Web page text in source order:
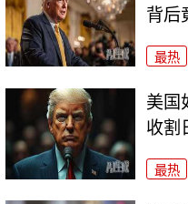
背后
最热
美国
收割
最热